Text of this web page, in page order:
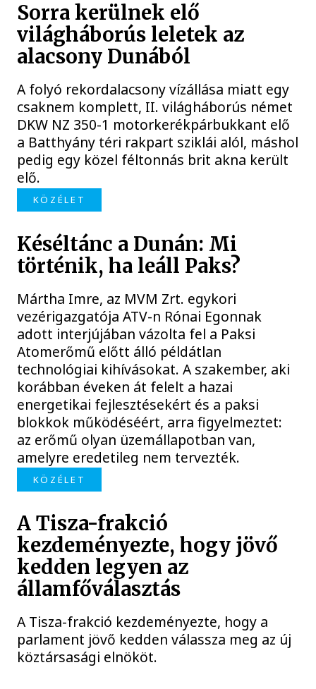
Sorra kerülnek elő
világháborús leletek az
alacsony Dunából
A folyó rekordalacsony vízállása miatt egy
csaknem komplett, II. világháborús német
DKW NZ 350-1 motorkerékpárbukkant elő
a Batthyány téri rakpart sziklái alól, máshol
pedig egy közel féltonnás brit akna került
elő.
KÖZÉLET
Késéltánc a Dunán: Mi
történik, ha leáll Paks?
Mártha Imre, az MVM Zrt. egykori
vezérigazgatója ATV-n Rónai Egonnak
adott interjújában vázolta fel a Paksi
Atomerőmű előtt álló példátlan
technológiai kihívásokat. A szakember, aki
korábban éveken át felelt a hazai
energetikai fejlesztésekért és a paksi
blokkok működéséért, arra figyelmeztet:
az erőmű olyan üzemállapotban van,
amelyre eredetileg nem tervezték.
KÖZÉLET
A Tisza-frakció
kezdeményezte, hogy jövő
kedden legyen az
államfőválasztás
A Tisza-frakció kezdeményezte, hogy a
parlament jövő kedden válassza meg az új
köztársasági elnököt.